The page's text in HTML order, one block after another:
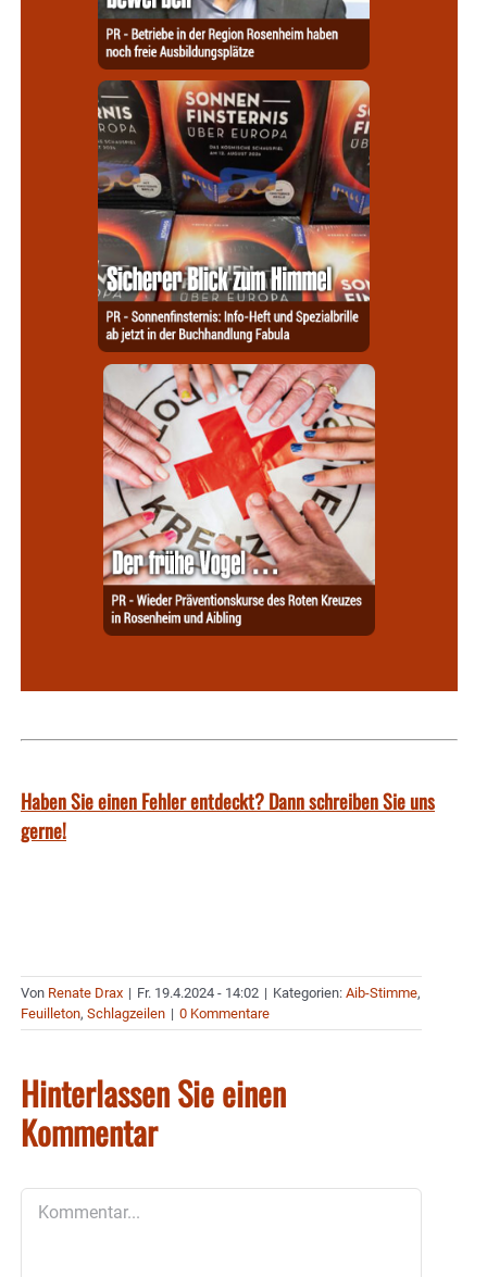
Haben Sie einen Fehler entdeckt? Dann schreiben Sie uns
gerne!
Von Renate Drax | Fr. 19.4.2024 - 14:02 | Kategorien: Aib-Stimme,
Feuilleton, Schlagzeilen | 0 Kommentare
Hinterlassen Sie einen
Kommentar